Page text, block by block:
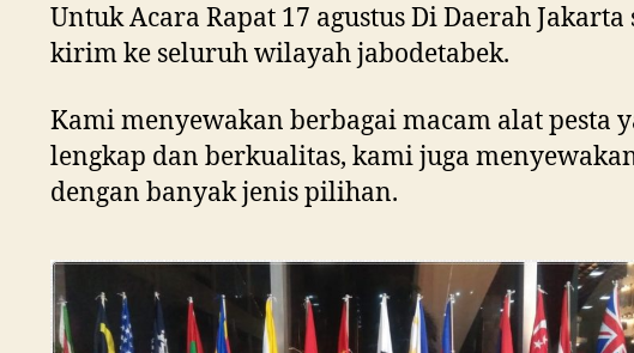
Untuk Acara Rapat 17 agustus Di Daerah Jakarta
kirim ke seluruh wilayah jabodetabek.
Kami menyewakan berbagai macam alat pesta
lengkap dan berkualitas, kami juga
dengan banyak jenis pilihan.